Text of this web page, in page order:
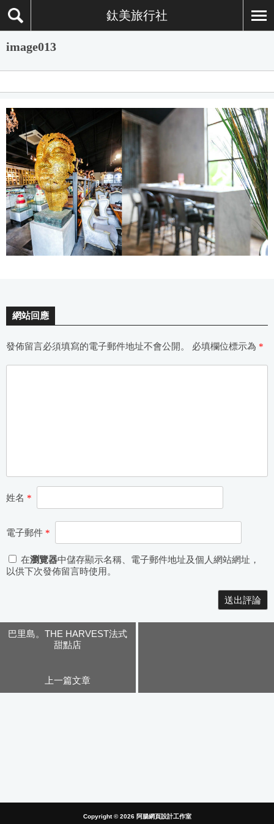
鈦美旅行社
image013
網站回應
發佈留言必須填寫的電子郵件地址不會公開。 必填欄位標示為 *
姓名 *
電子郵件 *
在瀏覽器中儲存顯示名稱、電子郵件地址及個人網站網址，
以供下次發佈留言時使用。
巴里島。THE HARVEST法式
甜點店
上一篇文章
Copyright © 2026 阿腸網頁設計工作室